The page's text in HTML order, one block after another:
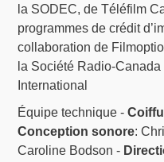
la SODEC, de Téléfilm
programmes de crédit
collaboration de
la Société Radio-Canada
International
Équipe technique -
Conception sonore:
Caroline Bodson -